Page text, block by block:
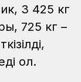
3 425 кг
725 кг –
ол.